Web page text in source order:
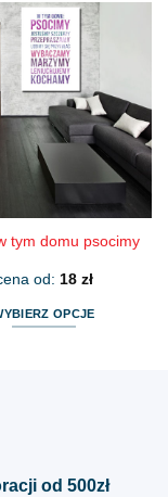
ma
wiele
wariantów.
Opcje
można
wybrać
na
stronie
tym domu psocimy
od: 18 zł
OPCJE
można
od 500zł